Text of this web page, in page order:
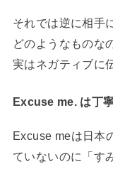
それでは逆に相手
どのようなものな
実はネガティブに
Excuse me. は丁
Excuse meは日本
ていないのに「す